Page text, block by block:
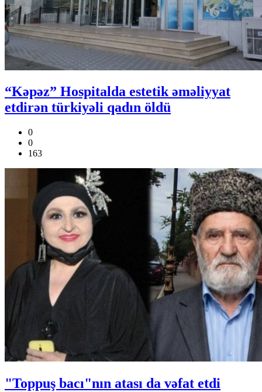
“Kəpəz” Hospitalda estetik əməliyyat
etdirən türkiyəli qadın öldü
0
0
163
"Toppuş bacı"nın atası da vəfat etdi